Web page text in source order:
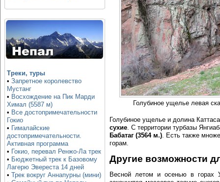
Треки, туры
• Запретное королевство
Мустанг
• Восхождение на Пик Марди
Химал (5587 м)
• Все достопримечательности
Гокио
• Гималайские
достопримечательности.
Активная программа
• Гокио, перевал Ренжо-Ла трек
• Бюджетный трек к Базовому
Лагерю Эвереста 14 дней
• Трек вокруг Аннапурны (мини)
Голубиное ущелье левая
Голубиное ущелье и долина
сухие. С территории турбазы
Бабатаг (3564 м.). Есть также
горам.
Другие возможности
Весной летом и осенью в горах